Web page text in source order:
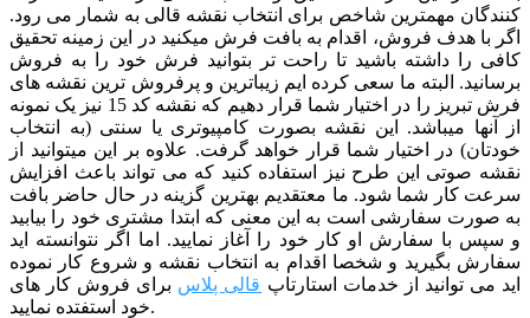
کنندگان مهمترین شاخص برای انتخاب نقشه قالی به شمار می رود.
اگر با هدف فروش، اقدام به بافت فرش میکنید در این زمینه تحقیق
کافی را داشته باشید تا راحت تر بتوانید فرش خود را به فروش
برسانید. البته ما سعی کرده ایم زیباترین و پرفروش ترین نقشه های
فرش تبریز را در اختیار شما قرار دهیم که نقشه کد 15 نیز یک نمونه
از آنها میباشد. این نقشه بصورت کامپیوتری یا سنتی (به انتخاب
خودتان) در اختیار شما قرار خواهد گرفت. علاوه بر این میتوانید از
نقشه صوتی این طرح نیز استفاده کنید که می تواند باعث افزایش
سرعت کار شما شود. ما معتقدیم بهترین گزینه در حال حاضر بافت
به صورت سفارشی است به این معنی که ابتدا مشتری خود را بیابید
و سپس با سفارش او کار خود را آغاز نمایید.
اما اگر نتوانسته اید
سفارش بگیرید و شخصا اقدام به انتخاب نقشه و شروع کار نموده
اید می توانید از خدمات استارتاپ قالی پلاس برای فروش کار های
خود استفتده نمایید.